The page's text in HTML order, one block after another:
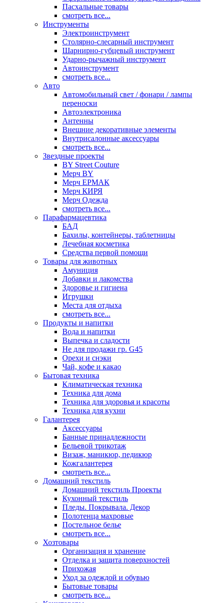
Пасхальные товары
смотреть все...
Инструменты
Электроинструмент
Столярно-слесарный инструмент
Шарнирно-губцевый инструмент
Ударно-рычажный инструмент
Автоинструмент
смотреть все...
Авто
Автомобильный свет / фонари / лампы
переноски
Автоэлектроника
Антенны
Внешние декоративные элементы
Внутрисалонные аксессуары
смотреть все...
Звездные проекты
BY Street Couture
Мерч BY
Мерч ЕРМАК
Мерч КИРЯ
Мерч Одежда
смотреть все...
Парафармацевтика
БАД
Бахилы, контейнеры, таблетницы
Лечебная косметика
Средства первой помощи
Товары для животных
Амуниция
Добавки и лакомства
Здоровье и гигиена
Игрушки
Места для отдыха
смотреть все...
Продукты и напитки
Вода и напитки
Выпечка и сладости
Не для продажи гр. G45
Орехи и снэки
Чай, кофе и какао
Бытовая техника
Климатическая техника
Техника для дома
Техника для здоровья и красоты
Техника для кухни
Галантерея
Аксессуары
Банные принадлежности
Бельевой трикотаж
Визаж, маникюр, педикюр
Кожгалантерея
смотреть все...
Домашний текстиль
Домашний текстиль Проекты
Кухонный текстиль
Пледы. Покрывала. Декор
Полотенца махровые
Постельное белье
смотреть все...
Хозтовары
Организация и хранение
Отделка и защита поверхностей
Прихожая
Уход за одеждой и обувью
Бытовые товары
смотреть все...